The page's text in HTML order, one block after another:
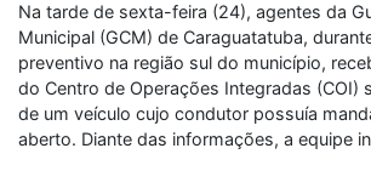
Na tarde de sexta-feira (24), agentes da
Municipal (GCM) de Caraguatatuba,
preventivo na região sul do município,
do Centro de Operações Integradas (COI)
de um veículo cujo condutor possuía
aberto. Diante das informações, a equipe